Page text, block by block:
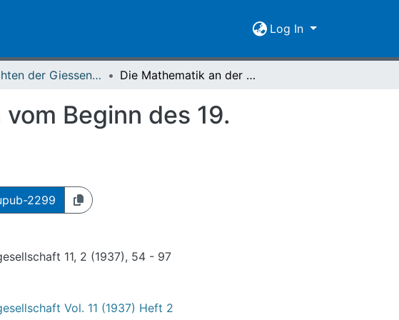
Log In
Nachrichten der Giessener Hochschulgesellschaft Vol. 11 (1937) Heft 2 Die Mathematik an der Universität Gießen vom Beginn des 19. Jahrhunderts bis 1914
Beginn des 19.
2299
11, 2 (1937), 54 - 97
Vol. 11 (1937) Heft 2